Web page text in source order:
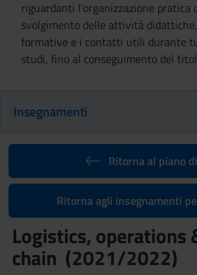
riguardanti l'organizzazione pratica
svolgimento delle attività
formative e i contatti utili durante
studi, fino al conseguimento del
Insegnamenti
Ritorna al piano
Ritorna agli insegnamenti
Logistics, operations
chain (2021/2022)